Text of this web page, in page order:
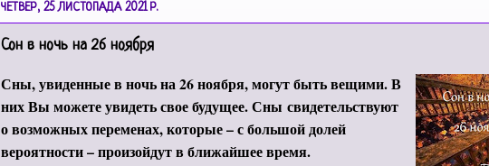
ЧЕТВЕР, 25 ЛИСТОПАДА 2021 Р.
Сон в ночь на 26 ноября
Сны, увиденные в ночь на 26 ноября, могут быть вещими. В
них Вы можете увидеть свое будущее. Сны свидетельствуют
о возможных переменах, которые – с большой долей
вероятности – произойдут в ближайшее время.